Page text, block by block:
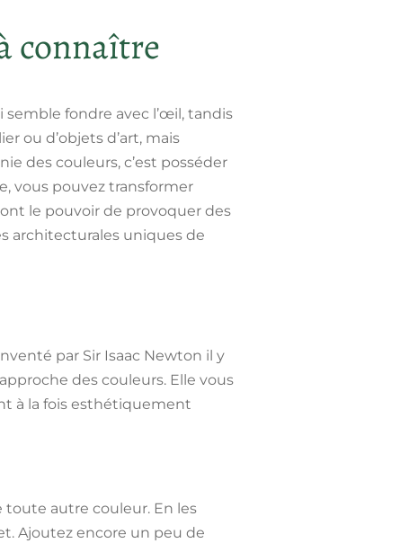
connaître
fondre avec l’œil, tandis
ou d’objets d’art, mais
des couleurs, c’est posséder
vous pouvez transformer
le pouvoir de provoquer des
architecturales uniques de
par Sir Isaac Newton il y
des couleurs. Elle vous
à la fois esthétiquement
autre couleur. En les
Ajoutez encore un peu de